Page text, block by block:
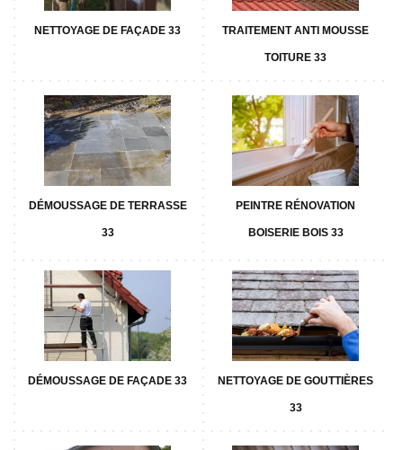
NETTOYAGE DE FAÇADE 33 TRAITEMENT ANTI MOUSSE
TOITURE 33
DÉMOUSSAGE DE TERRASSE
33
PEINTRE RÉNOVATION
BOISERIE BOIS 33
DÉMOUSSAGE DE FAÇADE 33 NETTOYAGE DE GOUTTIÈRES
33